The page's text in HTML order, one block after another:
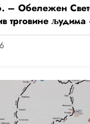
– Обележен
трговине
волонтера